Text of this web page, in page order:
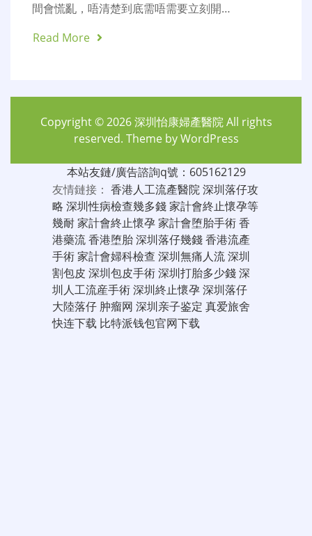
間會慌亂，唔清楚到底需唔需要立刻開…
Read More
Copyright © 2026深圳怡康婦產醫院All rights
reserved. Theme byWordPress
本站友鏈/廣告諮詢q號：605162129
友情鏈接： 香港人工流產醫院深圳落仔攻
略 深圳性病檢查幾多錢家計會終止懷孕等
幾耐家計會終止懷孕家計會堕胎手術香
港藥流香港堕胎深圳落仔幾錢香港流產
手術家計會婦科檢查 深圳無痛人流深圳
割包皮 深圳包皮手術深圳打胎多少錢深
圳人工流産手術深圳終止懷孕深圳落仔
大陸落仔 肿瘤网 深圳亲子鉴定 真爱旅舍
快连下载 比特派钱包官网下载